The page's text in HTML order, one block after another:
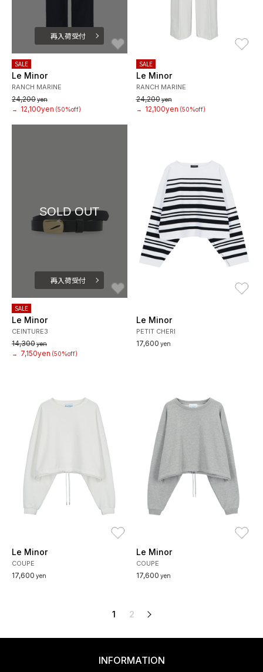
再入荷受付
SALE
Le Minor
RANCH MARINE
24,200yen
→
12,100yen (50%off)
SALE
Le Minor
RANCH MARINE
24,200yen
→
12,100yen (50%off)
SOLD OUT
再入荷受付
SALE
Le Minor
CEINTURE3
14,300yen
→
7,150yen (50%off)
Le Minor
PETIT CHERI
17,600 yen
Le Minor
COUPE
17,600 yen
Le Minor
COUPE
17,600 yen
1 2
INFORMATION